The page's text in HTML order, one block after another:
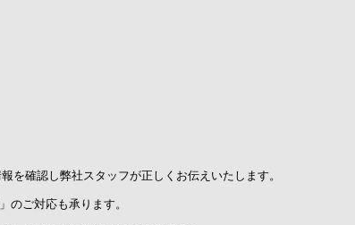
を確認し弊社スタッフが正しくお伝えいたします。
のご対応も承ります。